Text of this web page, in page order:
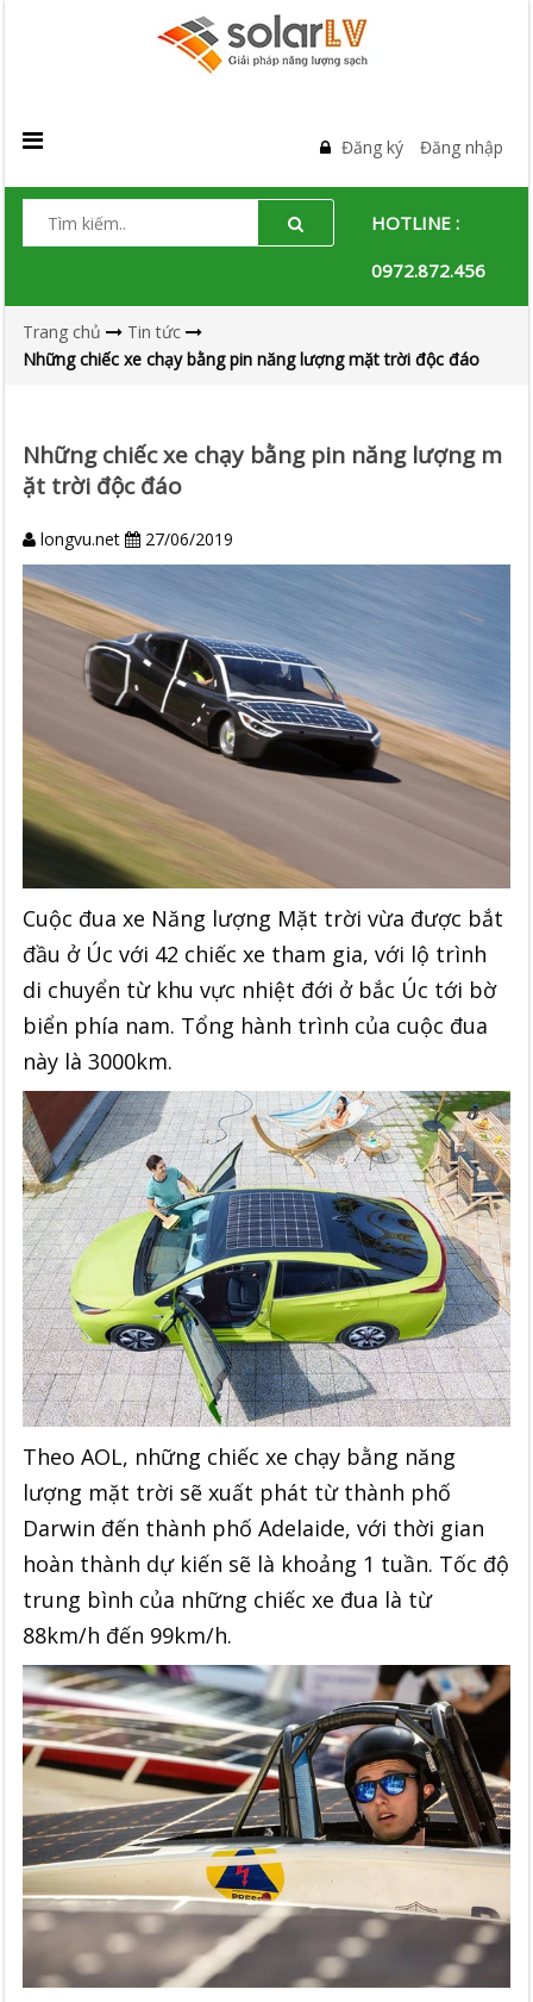
Đăng ký Đăng nhập
HOTLINE :
0972.872.456
Trang chủ
Tin tức
Những chiếc xe chạy bằng pin năng lượng mặt trời độc đáo
Những chiếc xe chạy bằng pin năng lượng m
ặt trời độc đáo
longvu.net 27/06/2019
Cuộc đua xe Năng lượng Mặt trời vừa được bắt
đầu ở Úc với 42 chiếc xe tham gia, với lộ trình
di chuyển từ khu vực nhiệt đới ở bắc Úc tới bờ
biển phía nam. Tổng hành trình của cuộc đua
này là 3000km.
Theo AOL, những chiếc xe chạy bằng năng
lượng mặt trời sẽ xuất phát từ thành phố
Darwin đến thành phố Adelaide, với thời gian
hoàn thành dự kiến sẽ là khoảng 1 tuần. Tốc độ
trung bình của những chiếc xe đua là từ
88km/h đến 99km/h.